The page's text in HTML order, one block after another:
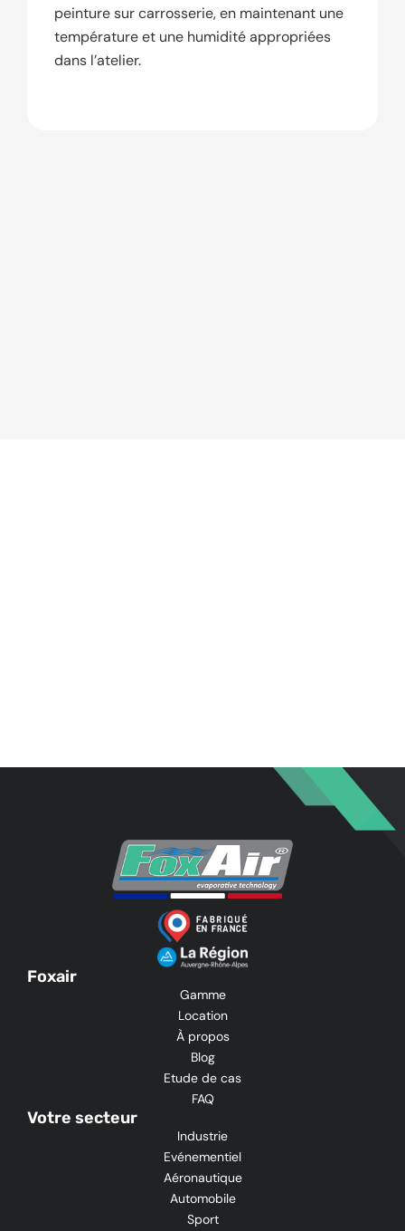
peinture sur carrosserie, en maintenant une
température et une humidité appropriées
dans l’atelier.
Foxair
Gamme
Location
À propos
Blog
Etude de cas
FAQ
Votre secteur
Industrie
Evénementiel
Aéronautique
Automobile
Sport